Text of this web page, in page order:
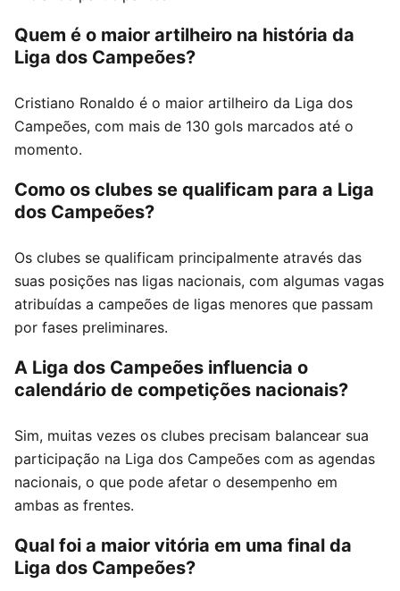
Quem é o maior artilheiro na história da
Liga dos Campeões?
Cristiano Ronaldo é o maior artilheiro da Liga dos
Campeões, com mais de 130 gols marcados até o
momento.
Como os clubes se qualificam para a Liga
dos Campeões?
Os clubes se qualificam principalmente através das
suas posições nas ligas nacionais, com algumas vagas
atribuídas a campeões de ligas menores que passam
por fases preliminares.
A Liga dos Campeões influencia o
calendário de competições nacionais?
Sim, muitas vezes os clubes precisam balancear sua
participação na Liga dos Campeões com as agendas
nacionais, o que pode afetar o desempenho em
ambas as frentes.
Qual foi a maior vitória em uma final da
Liga dos Campeões?